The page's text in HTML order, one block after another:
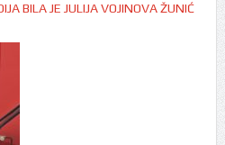
BILA JE JULIJA VOJINOVA ŽUNIĆ